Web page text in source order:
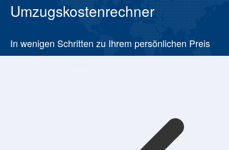
Umzugskostenrechner
In wenigen Schritten zu Ihrem persönlichen Preis